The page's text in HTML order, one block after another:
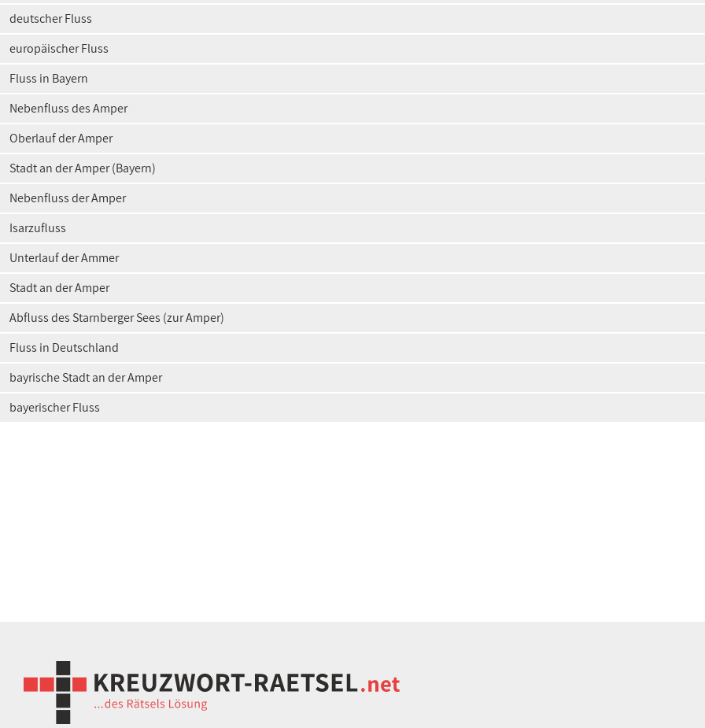
deutscher Fluss
europäischer Fluss
Fluss in Bayern
Nebenfluss des Amper
Oberlauf der Amper
Stadt an der Amper (Bayern)
Nebenfluss der Amper
Isarzufluss
Unterlauf der Ammer
Stadt an der Amper
Abfluss des Starnberger Sees (zur Amper)
Fluss in Deutschland
bayrische Stadt an der Amper
bayerischer Fluss